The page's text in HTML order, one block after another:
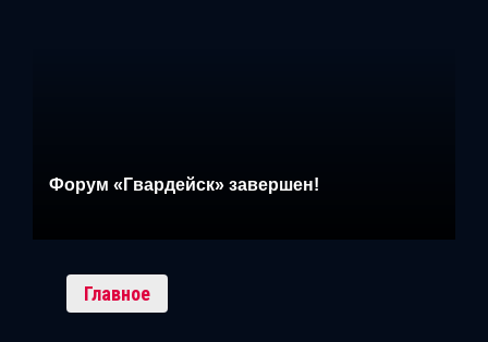
Форум «Гвардейск» завершен!
Главное